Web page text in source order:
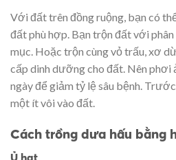
Với đất trên đồng ruộng, bạn có
đất phù hợp. Bạn trộn đất với phân
mục. Hoặc trộn cùng vỏ trấu, xơ
cấp dinh dưỡng cho đất. Nên phơi
ngày để giảm tỷ lệ sâu bệnh.
một ít vôi vào đất.
Cách trồng dưa hấu bằng
Ủ hạt